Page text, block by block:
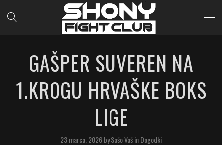
GAŠPER SUVEREN NA
1.KROGU HRVAŠKE BOKS
LIGE
23 marca, 2026bySašo VašinDogodki